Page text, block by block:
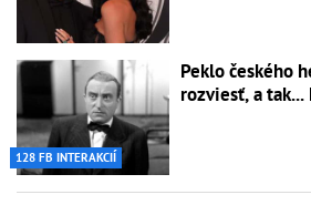
128 FB INTERAKCIÍ
Peklo českého
rozviesť, a tak...